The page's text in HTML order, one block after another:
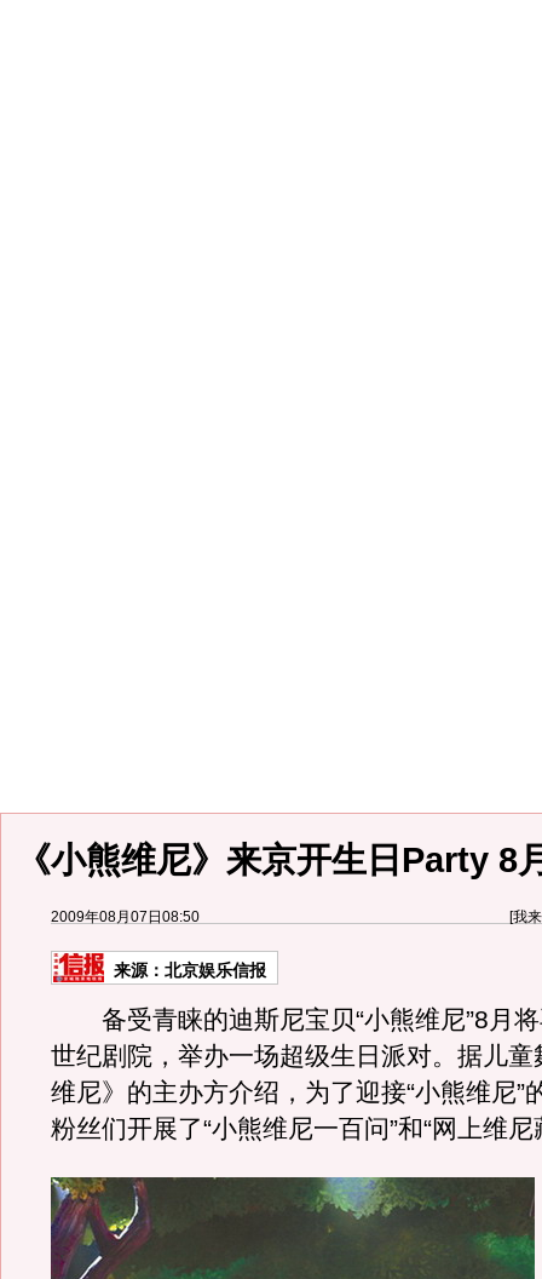
《小熊维尼》来京开生日Party 8
2009年08月07日08:50 [我
来源： 北京娱乐信报
备受青睐的迪斯尼宝贝“小熊维尼”8月将
世纪剧院，举办一场超级生日派对。据儿童
维尼》的主办方介绍，为了迎接“小熊维尼”
粉丝们开展了“小熊维尼一百问”和“网上维尼